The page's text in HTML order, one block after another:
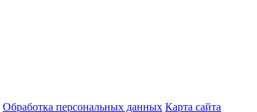
Обработка персональных данных Карта сайта